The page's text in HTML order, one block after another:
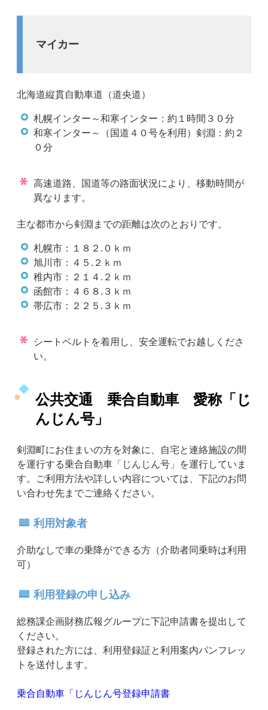
マイカー
北海道縦貫自動車道（道央道）
札幌インター～和寒インター：約１時間３０分
和寒インター～（国道４０号を利用）剣淵：約２
０分
高速道路、国道等の路面状況により、移動時間が
異なります。
主な都市から剣淵までの距離は次のとおりです。
札幌市：１８２.０ｋｍ
旭川市：４５.２ｋｍ
稚内市：２１４.２ｋｍ
函館市：４６８.３ｋｍ
帯広市：２２５.３ｋｍ
シートベルトを着用し、安全運転でお越しくださ
い。
公共交通 乗合自動車 愛称「じ
んじん号」
剣淵町にお住まいの方を対象に、自宅と連絡施設の間
を運行する乗合自動車「じんじん号」を運行していま
す。ご利用方法や詳しい内容については、下記のお問
い合わせ先までご連絡ください。
利用対象者
介助なしで車の乗降ができる方（介助者同乗時は利用
可）
利用登録の申し込み
総務課企画財務広報グループに下記申請書を提出して
ください。
登録された方には、利用登録証と利用案内パンフレッ
トを送付します。
乗合自動車「じんじん号登録申請書